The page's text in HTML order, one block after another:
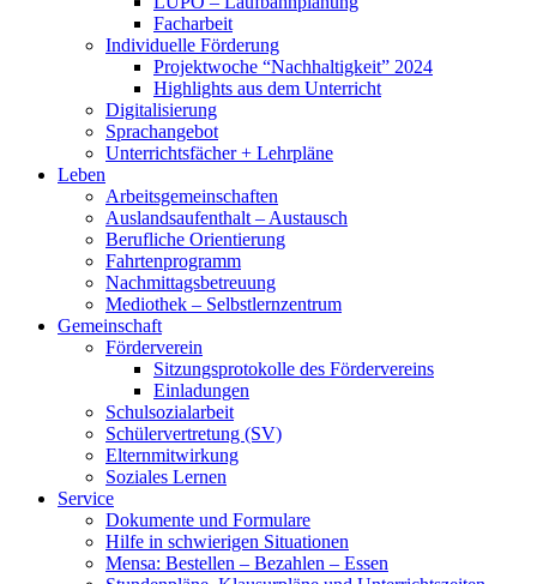
Facharbeit
Individuelle Förderung
Projektwoche “Nachhaltigkeit” 2024
Highlights aus dem Unterricht
Digitalisierung
Sprachangebot
Unterrichtsfächer + Lehrpläne
Leben
Arbeitsgemeinschaften
Auslandsaufenthalt – Austausch
Berufliche Orientierung
Fahrtenprogramm
Nachmittagsbetreuung
Mediothek – Selbstlernzentrum
Gemeinschaft
Förderverein
Sitzungsprotokolle des Fördervereins
Einladungen
Schulsozialarbeit
Schülervertretung (SV)
Elternmitwirkung
Soziales Lernen
Service
Dokumente und Formulare
Hilfe in schwierigen Situationen
Mensa: Bestellen – Bezahlen – Essen